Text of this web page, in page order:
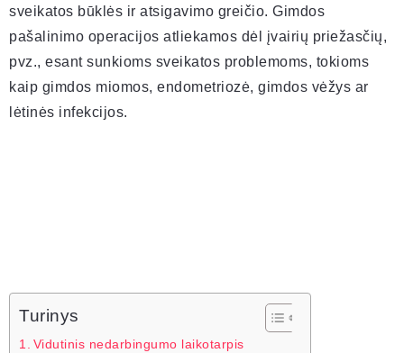
sveikatos būklės ir atsigavimo greičio. Gimdos
pašalinimo operacijos atliekamos dėl įvairių priežasčių,
pvz., esant sunkioms sveikatos problemoms, tokioms
kaip gimdos miomos, endometriozė, gimdos vėžys ar
lėtinės infekcijos.
Turinys
Vidutinis nedarbingumo laikotarpis